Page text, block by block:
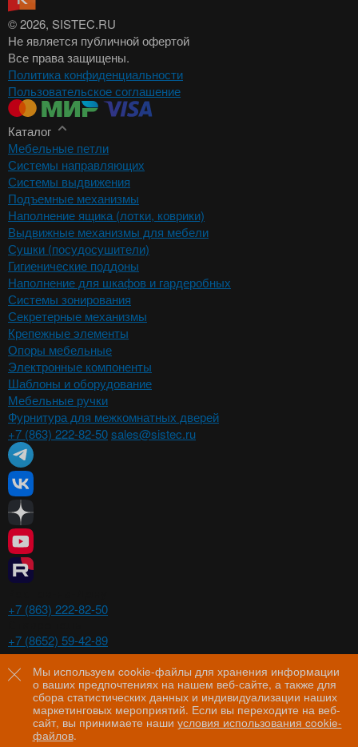
Мы используем cookie-файлы для хранения информации
о ваших предпочтениях на нашем веб-сайте, а также для
сбора статистических данных и индивидуализации наших
маркетинговых мероприятий. Если вы переходите на веб-
сайт, вы принимаете наши условия использования cookie-
файлов.
© 2026, SISTEC.RU
Не является публичной офертой
Все права защищены.
Политика конфиденциальности
Пользовательское соглашение
Каталог
Мебельные петли
Системы направляющих
Системы выдвижения
Подъемные механизмы
Наполнение ящика (лотки, коврики)
Выдвижные механизмы для мебели
Сушки (посудосушители)
Гигиенические поддоны
Наполнение для шкафов и гардеробных
Системы зонирования
Секретерные механизмы
Крепежные элементы
Опоры мебельные
Электронные компоненты
Шаблоны и оборудование
Мебельные ручки
Фурнитура для межкомнатных дверей
+7 (863) 222-82-50sales@sistec.ru
+7 (863) 222-82-50
+7 (8652) 59-42-89
Волгоград
+7 (8442) 29-00-21
Пятигорск
+7 (8793) 97-60-44